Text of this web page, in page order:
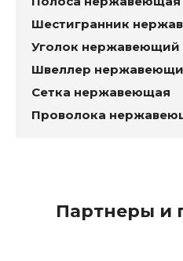
Шестигранник
Уголок нержавеющий
Швеллер
Сетка нержавеющая
Проволока
Партнеры и